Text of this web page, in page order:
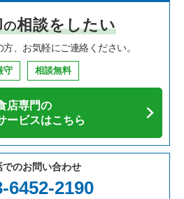
件一覧
き売却物件の案件一覧
案件一覧
物件の案件一覧
き売却物件の案件一覧
却物件の案件一覧
却物件の案件一覧
却物件の案件一覧
却物件の案件一覧
却物件の案件一覧
売却物件の案件一覧
き売却物件の案件一覧
抜き売却物件の案件一覧
却物件の案件一覧
抜き売却物件の案件一覧
物件の案件一覧
抜き売却物件の案件一覧
物件の案件一覧
焼の居抜き売却物件の案件一覧
き売却物件の案件一覧
ングバーの居抜き売却物件の案件一
却物件の案件一覧
の相談をしたい
、お気軽にご連絡ください。
守 相談無料
店専門の
ービスはこちら
でのお問い合わせ
6452-2190